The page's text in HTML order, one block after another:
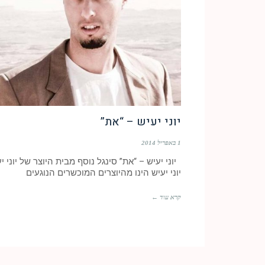
יוני יעיש – “את”
1 באפריל 2014
יוני יעיש – “את” סינגל נוסף מבית היוצר של יוני
יוני יעיש הינו מהיוצרים המוכשרים הנוגעים
קרא עוד ←